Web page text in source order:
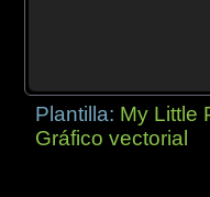
Plantilla: My Little
Gráfico vectorial